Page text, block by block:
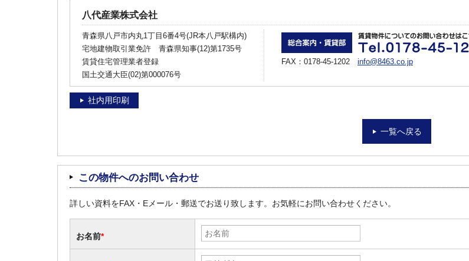
八代産業株式会社
青森県八戸市内丸1丁目6番4号(JR本八戸駅構内)
宅地建物取引業免許 青森県知事(12)第1735号
賃貸住宅管理業者登録
国土交通大臣(02)第000076号
FAX：0178-45-1202 info@8463.co.jp
社内用印刷
一覧へ戻る
この物件へのお問い合わせ
詳しい資料をFAX・Eメール・郵送でお送り致します。お気軽にお問い合わせください。
お名前*